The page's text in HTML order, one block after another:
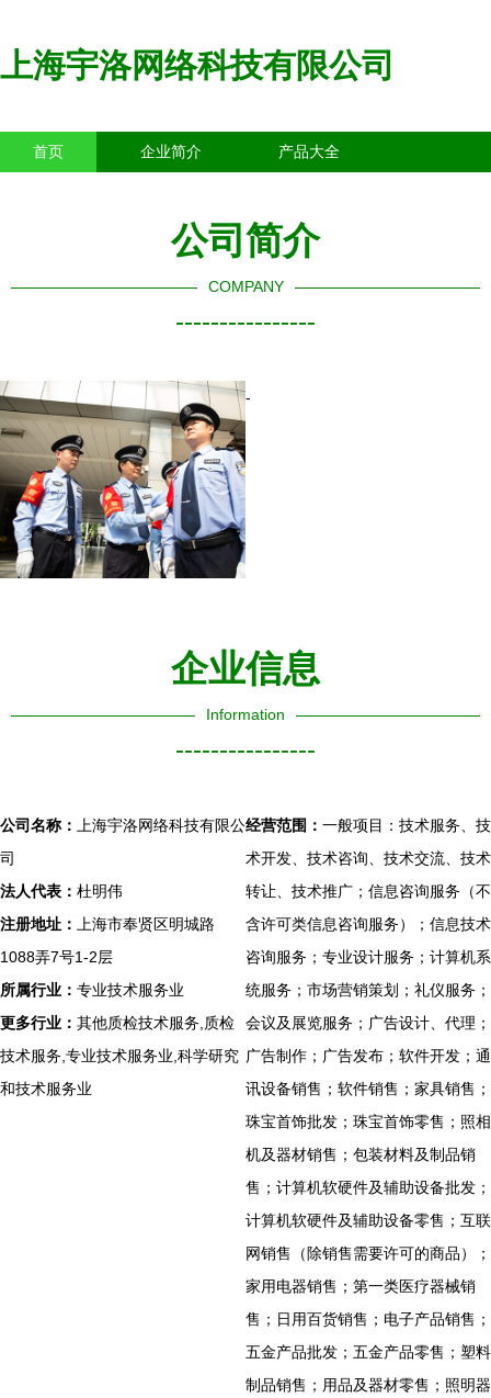
上海宇洛网络科技有限公司
首页 企业简介 产品大全
公司简介
COMPANY
----------------
-
企业信息
Information
----------------
公司名称：
上海宇洛网络科技有限公
司
法人代表： 杜明伟
注册地址：
上海市奉贤区明城路
1088弄7号1-2层
所属行业： 专业技术服务业
更多行业： 其他质检技术服务,质检
技术服务,专业技术服务业,科学研究
和技术服务业
经营范围： 一般项目：技术服务、技
术开发、技术咨询、技术交流、技术
转让、技术推广；信息咨询服务（不
含许可类信息咨询服务）；信息技术
咨询服务；专业设计服务；计算机系
统服务；市场营销策划；礼仪服务；
会议及展览服务；广告设计、代理；
广告制作；广告发布；软件开发；通
讯设备销售；软件销售；家具销售；
珠宝首饰批发；珠宝首饰零售；照相
机及器材销售；包装材料及制品销
售；计算机软硬件及辅助设备批发；
计算机软硬件及辅助设备零售；互联
网销售（除销售需要许可的商品）；
家用电器销售；第一类医疗器械销
售；日用百货销售；电子产品销售；
五金产品批发；五金产品零售；塑料
制品销售；用品及器材零售；照明器